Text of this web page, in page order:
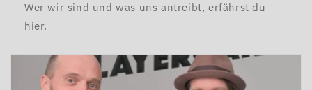
Wer wir sind und was uns antreibt, erfährst du
hier.